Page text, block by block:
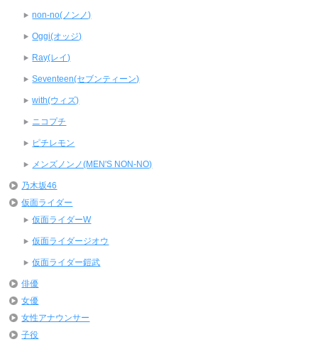
non-no(ノンノ)
Oggi(オッジ)
Ray(レイ)
Seventeen(セブンティーン)
with(ウィズ)
ニコプチ
ピチレモン
メンズノンノ(MEN'S NON-NO)
乃木坂46
仮面ライダー
仮面ライダーW
仮面ライダージオウ
仮面ライダー鎧武
俳優
女優
女性アナウンサー
子役